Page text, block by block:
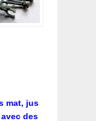
mat, jus
des